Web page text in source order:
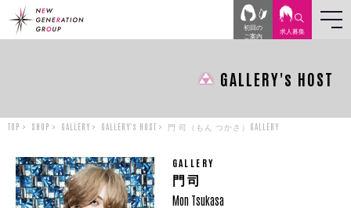
初回の
ご案内
求人 募集
GALLERY's HOST
TOP SHOP GALLERY GALLERY's HOST 門 司（もん つかさ）GALLERY
GALLERY
門 司
Mon Tsukasa